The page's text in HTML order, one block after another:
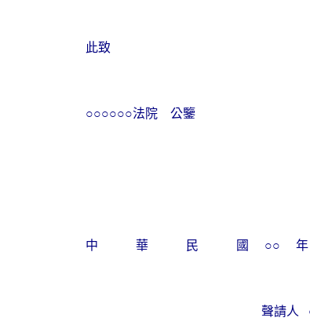
此致
○○○○○○法院 公鑒
中 華 民 國 ○○ 年
聲請人